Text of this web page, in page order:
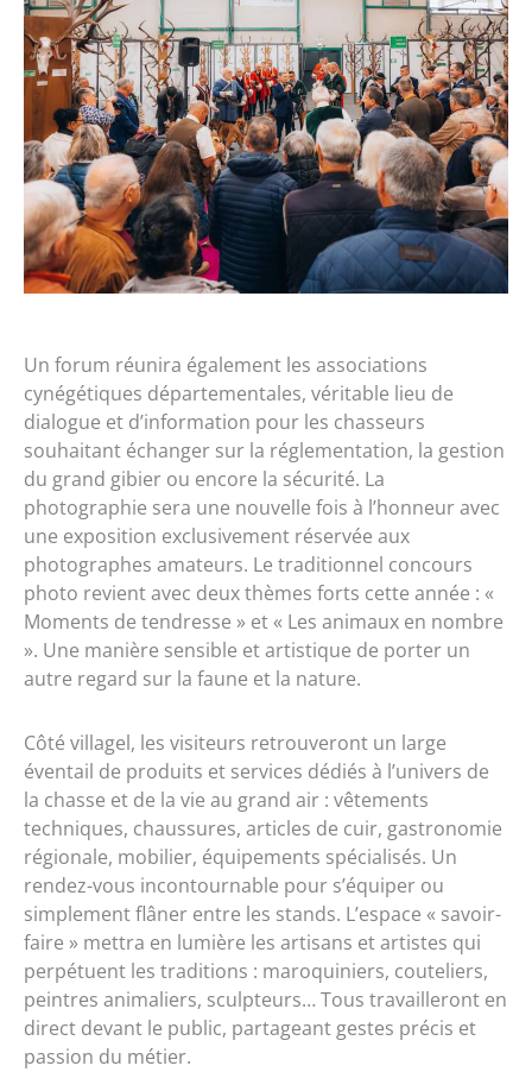
Un forum réunira également les associations
cynégétiques départementales, véritable lieu de
dialogue et d’information pour les chasseurs
souhaitant échanger sur la réglementation, la gestion
du grand gibier ou encore la sécurité. La
photographie sera une nouvelle fois à l’honneur avec
une exposition exclusivement réservée aux
photographes amateurs. Le traditionnel concours
photo revient avec deux thèmes forts cette année : «
Moments de tendresse » et « Les animaux en nombre
». Une manière sensible et artistique de porter un
autre regard sur la faune et la nature.
Côté villagel, les visiteurs retrouveront un large
éventail de produits et services dédiés à l’univers de
la chasse et de la vie au grand air : vêtements
techniques, chaussures, articles de cuir, gastronomie
régionale, mobilier, équipements spécialisés. Un
rendez-vous incontournable pour s’équiper ou
simplement flâner entre les stands. L’espace « savoir-
faire » mettra en lumière les artisans et artistes qui
perpétuent les traditions : maroquiniers, couteliers,
peintres animaliers, sculpteurs… Tous travailleront en
direct devant le public, partageant gestes précis et
passion du métier.